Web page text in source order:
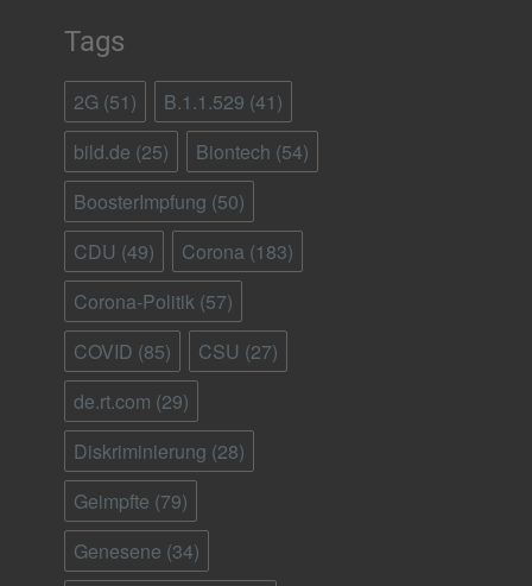
Tags
2G (51) B.1.1.529 (41)
bild.de (25) Biontech (54)
BoosterImpfung (50)
CDU (49) Corona (183)
Corona-Politik (57)
COVID (85) CSU (27)
de.rt.com (29)
Diskriminierung (28)
Geimpfte (79)
Genesene (34)